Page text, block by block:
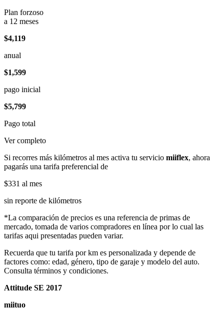
Plan forzoso
a 12 meses
$4,119
anual
$1,599
pago inicial
$5,799
Pago total
Ver completo
Si recorres más kilómetros al mes activa tu servicio miiflex, ahora
pagarás una tarifa preferencial de
$331 al mes
sin reporte de kilómetros
*La comparación de precios es una referencia de primas de
mercado, tomada de varios compradores en línea por lo cual las
tarifas aqui presentadas pueden variar.
Recuerda que tu tarifa por km es personalizada y depende de
factores como: edad, género, tipo de garaje y modelo del auto.
Consulta términos y condiciones.
Attitude SE 2017
miituo